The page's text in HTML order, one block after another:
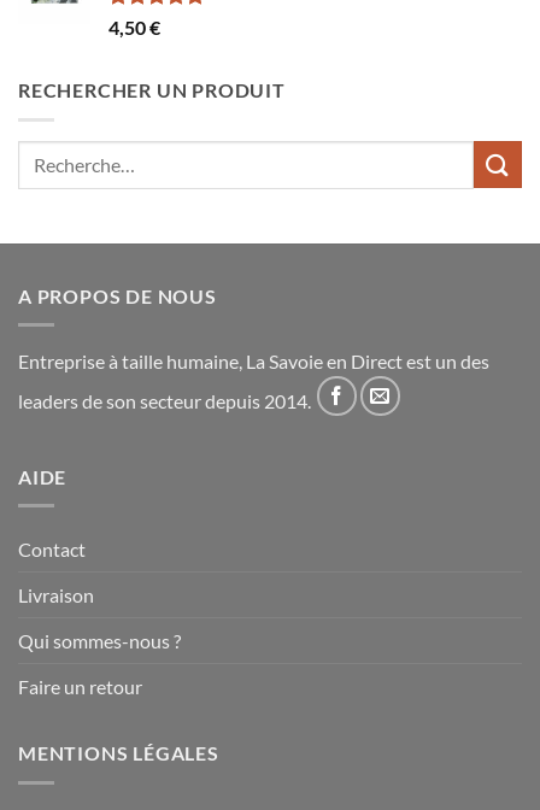
Note5.00
sur 5
4,50€
RECHERCHER UN PRODUIT
A PROPOS DE NOUS
Entreprise à taille humaine, La Savoie en Direct est un des
leaders de son secteur depuis 2014.
AIDE
Contact
Livraison
Qui sommes-nous ?
Faire un retour
MENTIONS LÉGALES